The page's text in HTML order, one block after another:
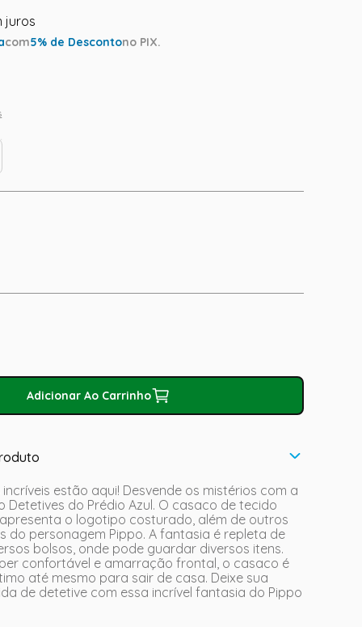
com5% de Descontono PIX.
Adicionar Ao Carrinho
estão aqui! Desvende os mistérios com a
Detetives do Prédio Azul. O casaco de tecido
o logotipo costurado, além de outros
do personagem Pippo. A fantasia é repleta de
bolsos, onde pode guardar diversos itens.
confortável e amarração frontal, o casaco é
até mesmo para sair de casa. Deixe sua
de detetive com essa incrível fantasia do Pippo